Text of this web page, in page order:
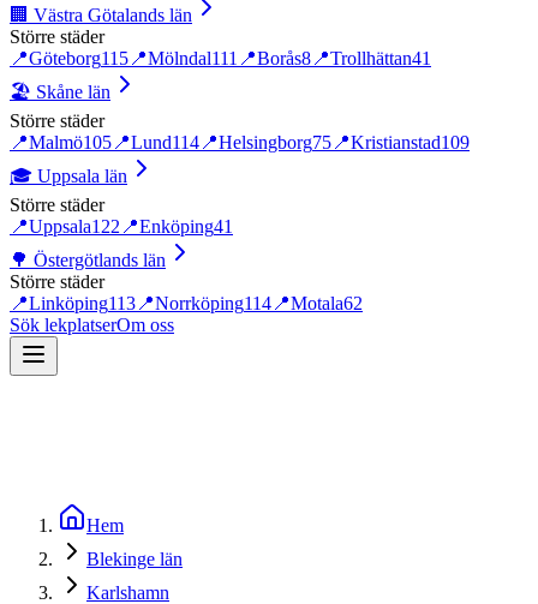
🏢 Västra Götalands län
Större städer
📍Göteborg115 📍Mölndal111 📍Borås8 📍Trollhättan41
🏖️ Skåne län
Större städer
📍Malmö105 📍Lund114 📍Helsingborg75 📍Kristianstad109
🎓 Uppsala län
Större städer
📍Uppsala122 📍Enköping41
🌳 Östergötlands län
Större städer
📍Linköping113 📍Norrköping114 📍Motala62
Sök lekplatserOm oss
Hem
Blekinge län
Karlshamn